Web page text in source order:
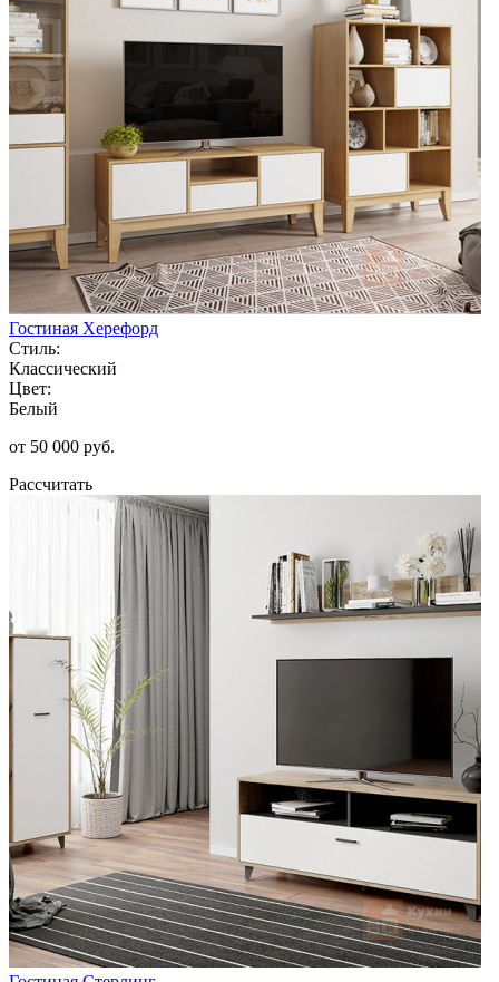
Гостиная Херефорд
Стиль:
Классический
Цвет:
Белый
от 50 000 руб.
Рассчитать